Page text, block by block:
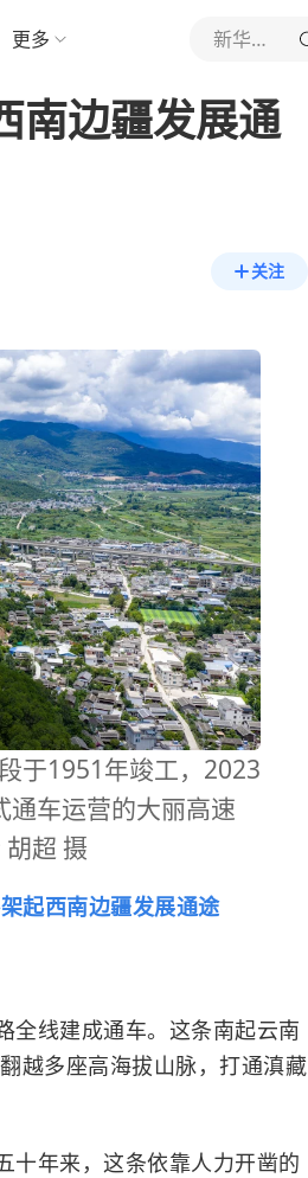
更多 新华社新闻
南边疆发展通
关注
于1951年竣工，2023
车运营的大丽高速
胡超 摄
起西南边疆发展通途
线建成通车。这条南起云南
越多座高海拔山脉，打通滇藏
年来，这条依靠人力开凿的